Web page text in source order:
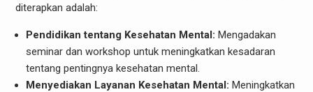
diterapkan adalah:
Pendidikan tentang Kesehatan Mental: Mengadakan
seminar dan workshop untuk meningkatkan kesadaran
tentang pentingnya kesehatan mental.
Menyediakan Layanan Kesehatan Mental: Meningkatkan